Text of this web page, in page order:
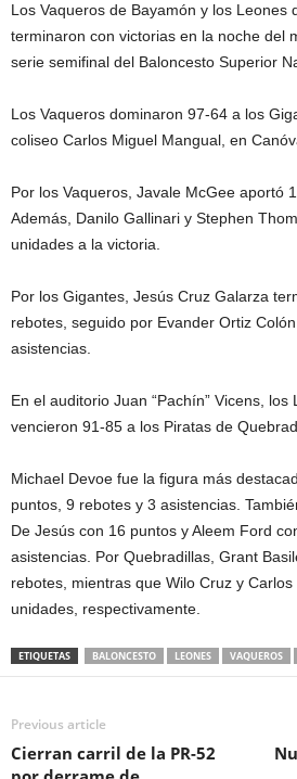
Los Vaqueros de Bayamón y los Leones
terminaron con victorias en la noche del
serie semifinal del Baloncesto Superior
Los Vaqueros dominaron 97-64 a los
coliseo Carlos Miguel Mangual, en
Por los Vaqueros, Javale McGee aportó
Además, Danilo Gallinari y Stephen
unidades a la victoria.
Por los Gigantes, Jesús Cruz Galarza
rebotes, seguido por Evander Ortiz
asistencias.
En el auditorio Juan “Pachín” Vicens, los
vencieron 91-85 a los Piratas de
Michael Devoe fue la figura más
puntos, 9 rebotes y 3 asistencias.
De Jesús con 16 puntos y Aleem Ford
asistencias. Por Quebradillas, Grant
rebotes, mientras que Wilo Cruz y
unidades, respectivamente.
ETIQUETAS BALONCESTO LEONES VAQUEROS
Previous article
Cierran carril de la PR-52